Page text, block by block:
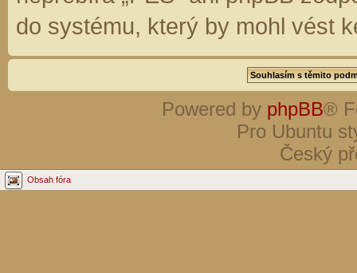
do systému, který by mohl vést
Powered by phpBB®
Pro Ubuntu
Český
Obsah fóra